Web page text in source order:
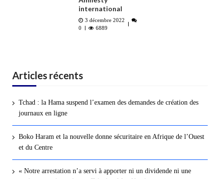
international
3 décembre 2022
0
6889
Articles récents
Tchad : la Hama suspend l’examen des demandes de création des
journaux en ligne
Boko Haram et la nouvelle donne sécuritaire en Afrique de l’Ouest
et du Centre
« Notre arrestation n’a servi à apporter ni un dividende ni une